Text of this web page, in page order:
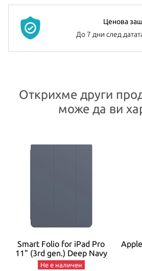
Ценова
До 7 дни след
Открихме други
може да ви
Smart Folio for iPad Pro
11" (3rd gen.) Deep Navy
Не е наличен